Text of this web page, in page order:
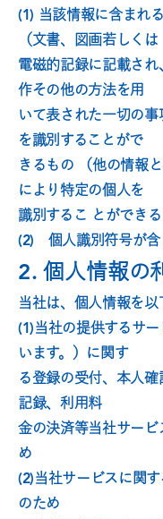
(1) 当該情報に含まれ
（文書、図画若しくは
電磁的記録に記載さ
作その他の方法を用
いて表された一切の
を識別することがで
きるもの （他の情報
により特定の個人を
識別するこ とができ
(2)　個人識別符号が
2. 個人情報の
当社は、個人情報を以
(1)当社の提供するサ
います。）に関す
る登録の受付、本人
記録、利用料
金の決済等当社サー
め
(2)当社サービスに関
のため